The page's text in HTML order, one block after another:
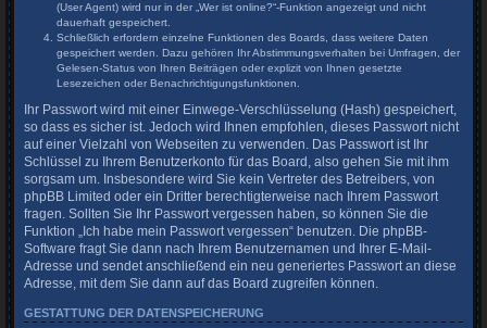
(User Agent) wird nur in der „Wer ist online?“-Funktion angezeigt und nicht
dauerhaft gespeichert.
Schließlich erfordern einzelne Funktionen des Boards, dass weitere Daten
gespeichert werden. Dazu gehören Ihr Abstimmungsverhalten bei Umfragen, der
Gelesen-Status von Ihren Beiträgen oder explizit von Ihnen gesetzte
Lesezeichen oder Benachrichtigungsfunktionen.
Ihr Passwort wird mit einer Einwege-Verschlüsselung (Hash) gespeichert,
so dass es sicher ist. Jedoch wird Ihnen empfohlen, dieses Passwort nicht
auf einer Vielzahl von Webseiten zu verwenden. Das Passwort ist Ihr
Schlüssel zu Ihrem Benutzerkonto für das Board, also gehen Sie mit ihm
sorgsam um. Insbesondere wird Sie kein Vertreter des Betreibers, von
phpBB Limited oder ein Dritter berechtigterweise nach Ihrem Passwort
fragen. Sollten Sie Ihr Passwort vergessen haben, so können Sie die
Funktion „Ich habe mein Passwort vergessen“ benutzen. Die phpBB-
Software fragt Sie dann nach Ihrem Benutzernamen und Ihrer E-Mail-
Adresse und sendet anschließend ein neu generiertes Passwort an diese
Adresse, mit dem Sie dann auf das Board zugreifen können.
GESTATTUNG DER DATENSPEICHERUNG